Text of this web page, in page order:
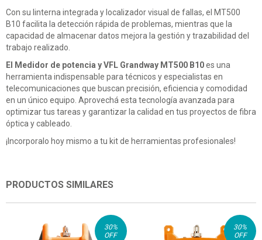
Con su linterna integrada y localizador visual de fallas, el MT500
B10 facilita la detección rápida de problemas, mientras que la
capacidad de almacenar datos mejora la gestión y trazabilidad del
trabajo realizado.
El Medidor de potencia y VFL Grandway MT500 B10es una
herramienta indispensable para técnicos y especialistas en
telecomunicaciones que buscan precisión, eficiencia y comodidad
en un único equipo. Aprovechá esta tecnología avanzada para
optimizar tus tareas y garantizar la calidad en tus proyectos de fibra
óptica y cableado.
¡Incorporalo hoy mismo a tu kit de herramientas profesionales!
PRODUCTOS SIMILARES
30%
OFF
30%
OFF